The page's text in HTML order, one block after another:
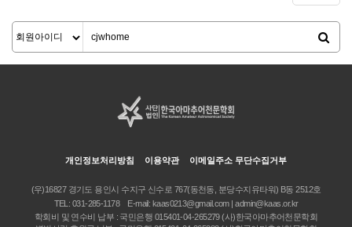
개인정보처리방침 이용약관 이메일주소 무단수집거부
(우)16827 경기도 용인시 수지구 신수로 767(동천동, 분당수지유타워) B동 2512호
TEL: 031-285-1178 E-mail: kaas0213@gmail.com | admin@kaas.or.kr
학회비 및 연수비 납부 : 국민은행 015401-04-265279 (사)한국아마추어천문학회